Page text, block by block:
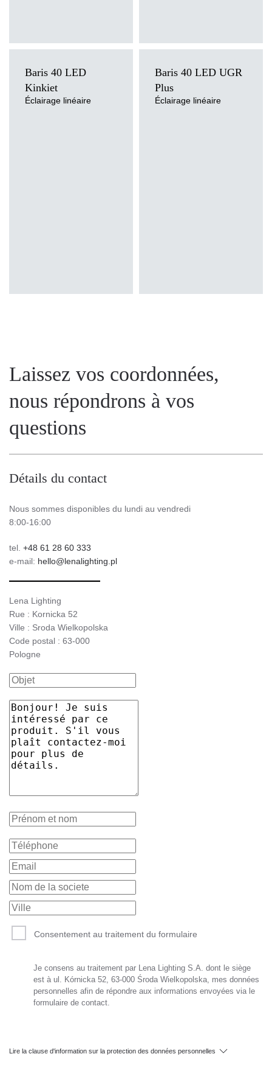
Baris 40 LED
Kinkiet
Éclairage linéaire
Baris 40 LED UGR
Plus
Éclairage linéaire
Laissez vos coordonnées,
nous répondrons à vos
questions
Détails du contact
Nous sommes disponibles du lundi au vendredi
8:00-16:00
tel. +48 61 28 60 333
e-mail: hello@lenalighting.pl
Lena Lighting
Rue : Kornicka 52
Ville : Sroda Wielkopolska
Code postal : 63-000
Pologne
Consentement au traitement du formulaire
Je consens au traitement par Lena Lighting S.A. dont le siège
est à ul. Kórnicka 52, 63-000 Środa Wielkopolska, mes données
personnelles afin de répondre aux informations envoyées via le
formulaire de contact.
Lire la clause d'information sur la protection des données personnelles